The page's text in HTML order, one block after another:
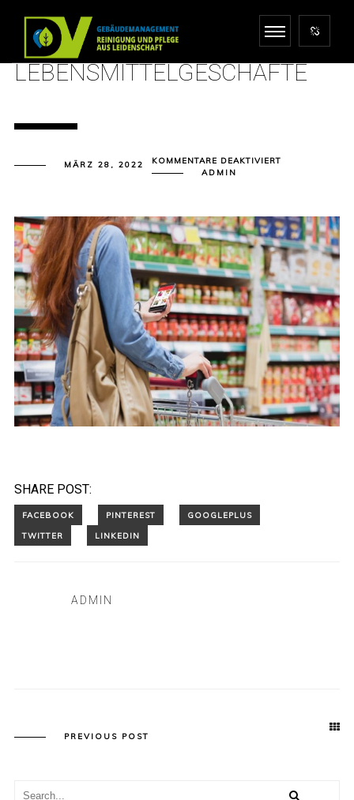
LEBENSMITTELGESCHÄFTE
MÄRZ 28, 2022 KOMMENTARE DEAKTIVIERTFÜR
ADMIN
SHARE POST:
ADMIN
PREVIOUS POST